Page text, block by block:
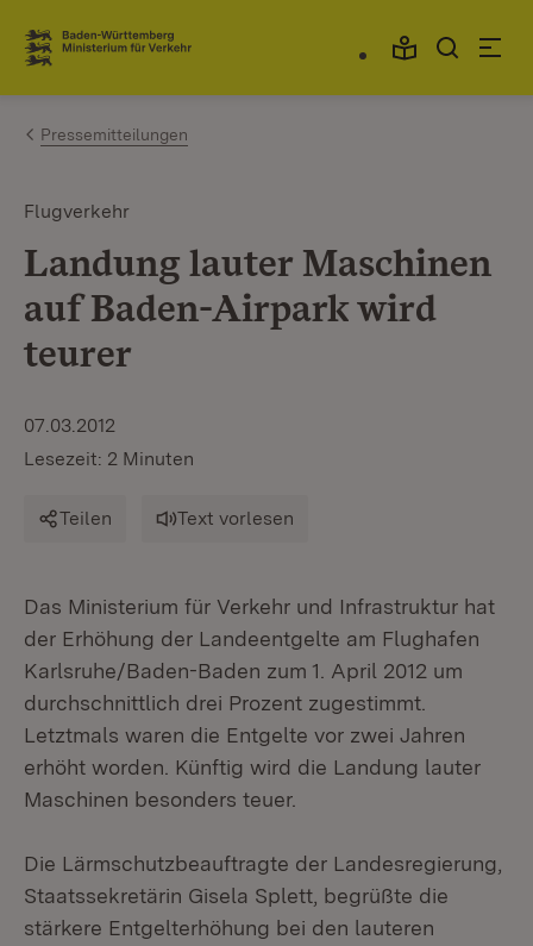
Zum Inhalt springen
Link zur Startseite
Pressemitteilungen
Flugverkehr
Landung lauter Maschinen
auf Baden-Airpark wird
teurer
07.03.2012
Lesezeit: 2 Minuten
Teilen Text vorlesen
Das Ministerium für Verkehr und Infrastruktur hat
der Erhöhung der Landeentgelte am Flughafen
Karlsruhe/Baden-Baden zum 1. April 2012 um
durchschnittlich drei Prozent zugestimmt.
Letztmals waren die Entgelte vor zwei Jahren
erhöht worden. Künftig wird die Landung lauter
Maschinen besonders teuer.
Die Lärmschutzbeauftragte der Landesregierung,
Staatssekretärin Gisela Splett, begrüßte die
stärkere Entgelterhöhung bei den lauteren